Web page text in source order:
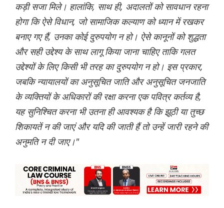
कड़ी सजा मिले। हालांकि, साथ ही, अदालतों को सावधान रहना
होगा कि ऐसे विधान, जो सामाजिक कल्याण को ध्यान में रखकर
बनाए गए हैं, उनका कोई दुरुपयोग न हो। ऐसे कानूनों को शुद्धता
और सही उद्देश्य के साथ लागू किया जाना चाहिए ताकि गलत
उद्देश्यों के लिए किसी भी तरह का दुरुपयोग न हो। इस प्रकार,
जबकि न्यायालयों का अनुसूचित जाति और अनुसूचित जनजाति
के व्यक्तियों के अधिकारों की रक्षा करना एक पवित्र कर्तव्य है,
यह सुनिश्चित करना भी उतना ही आवश्यक है कि झूठी या तुच्छ
शिकायतें न की जाएं और यदि की जाती हैं तो उन्हें जारी रहने की
अनुमति न दी जाए।"